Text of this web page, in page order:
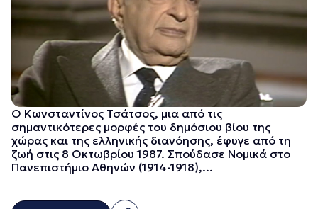
Ο Κωνσταντίνος Τσάτσος, μια από τις
σημαντικότερες μορφές του δημόσιου βίου της
χώρας και της ελληνικής διανόησης, έφυγε από τη
ζωή στις 8 Οκτωβρίου 1987. Σπούδασε Nομικά στο
Πανεπιστήμιο Aθηνών (1914-1918),...